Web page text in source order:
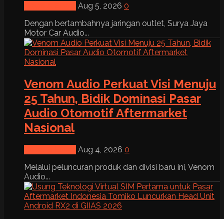
Aug 5, 2026 0
Dengan bertambahnya jaringan outlet, Surya Jaya
Motor Car Audio...
Venom Audio Perkuat Visi Menuju
25 Tahun, Bidik Dominasi Pasar
Audio Otomotif Aftermarket
Nasional
Aug 4, 2026 0
Melalui peluncuran produk dan divisi baru ini, Venom
Audio...